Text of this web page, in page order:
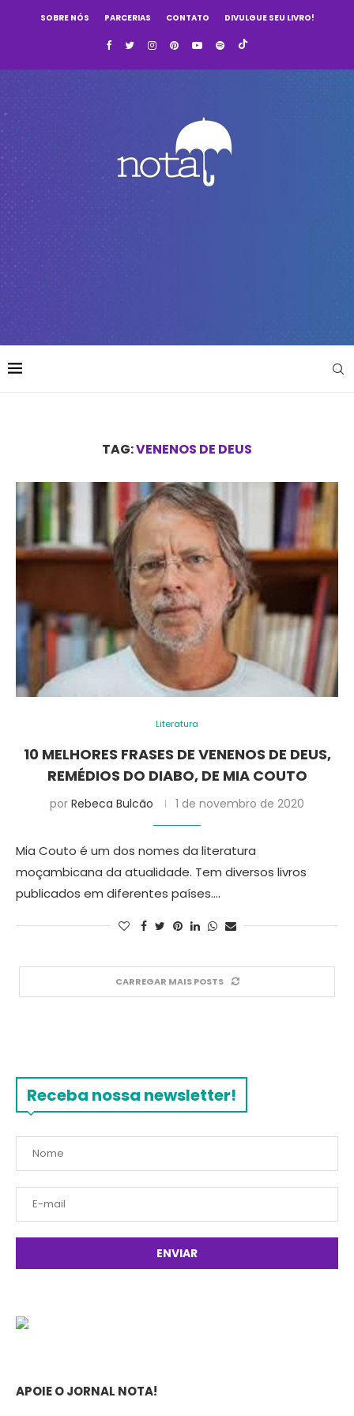
SOBRE NÓS PARCERIAS CONTATO DIVULGUE SEU LIVRO!
TAG:VENENOS DE DEUS
Literatura
10 MELHORES FRASES DE VENENOS DE DEUS,
REMÉDIOS DO DIABO, DE MIA COUTO
por Rebeca Bulcão 1 de novembro de 2020
Mia Couto é um dos nomes da literatura
moçambicana da atualidade. Tem diversos livros
publicados em diferentes países.…
CARREGAR MAIS POSTS
Receba nossa newsletter!
APOIE O JORNAL NOTA!